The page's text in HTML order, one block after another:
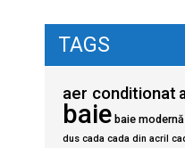
TAGS
aer conditionat
baie baie modernă
dus cada cada din acril